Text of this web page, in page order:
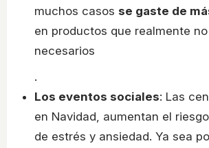
muchos casos se gaste de
en productos que realmente
necesarios
.
Los eventos sociales: Las
en Navidad, aumentan el
de estrés y ansiedad. Ya sea